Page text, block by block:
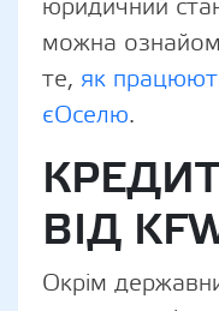
юридичний
можна
те, як
єОселю.
ВІД
Окрім